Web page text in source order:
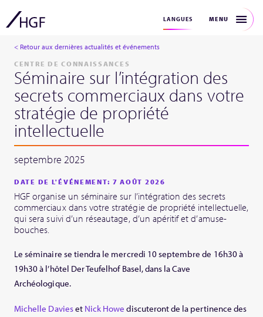
LANGUES MENU
< Retour aux dernières actualités et événements
CENTRE DE CONNAISSANCES
Séminaire sur l’intégration des
secrets commerciaux dans votre
stratégie de propriété
intellectuelle
septembre 2025
DATE DE L'ÉVÉNEMENT: 7 AOÛT 2026
HGF organise un séminaire sur l’intégration des secrets
commerciaux dans votre stratégie de propriété intellectuelle,
qui sera suivi d’un réseautage, d’un apéritif et d’amuse-
bouches.
Le séminaire se tiendra le mercredi 10 septembre de 16h30 à
19h30 à l’hôtel Der Teufelhof Basel, dans la Cave
Archéologique.
Michelle Davieset Nick Howe discuteront de la pertinence des